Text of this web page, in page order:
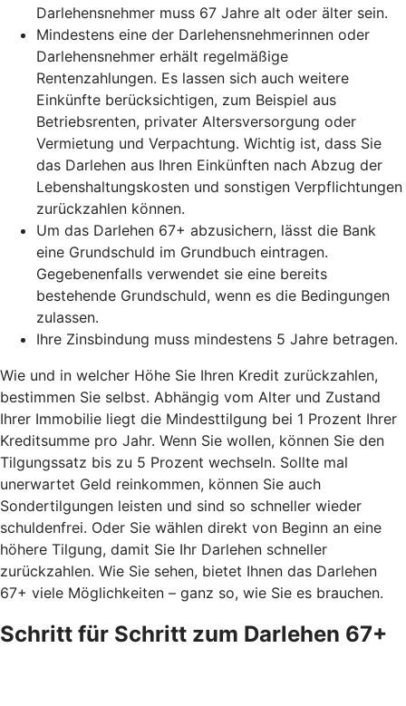
Darlehensnehmer muss 67 Jahre alt oder älter sein.
Mindestens eine der Darlehensnehmerinnen oder
Darlehensnehmer erhält regelmäßige
Rentenzahlungen. Es lassen sich auch weitere
Einkünfte berücksichtigen, zum Beispiel aus
Betriebsrenten, privater Altersversorgung oder
Vermietung und Verpachtung. Wichtig ist, dass Sie
das Darlehen aus Ihren Einkünften nach Abzug der
Lebenshaltungskosten und sonstigen Verpflichtungen
zurückzahlen können.
Um das Darlehen 67+ abzusichern, lässt die Bank
eine Grundschuld im Grundbuch eintragen.
Gegebenenfalls verwendet sie eine bereits
bestehende Grundschuld, wenn es die Bedingungen
zulassen.
Ihre Zinsbindung muss mindestens 5 Jahre betragen.
Wie und in welcher Höhe Sie Ihren Kredit zurückzahlen,
bestimmen Sie selbst. Abhängig vom Alter und Zustand
Ihrer Immobilie liegt die Mindesttilgung bei 1 Prozent Ihrer
Kreditsumme pro Jahr. Wenn Sie wollen, können Sie den
Tilgungssatz bis zu 5 Prozent wechseln. Sollte mal
unerwartet Geld reinkommen, können Sie auch
Sondertilgungen leisten und sind so schneller wieder
schuldenfrei. Oder Sie wählen direkt von Beginn an eine
höhere Tilgung, damit Sie Ihr Darlehen schneller
zurückzahlen. Wie Sie sehen, bietet Ihnen das Darlehen
67+ viele Möglichkeiten – ganz so, wie Sie es brauchen.
Schritt für Schritt zum Darlehen 67+